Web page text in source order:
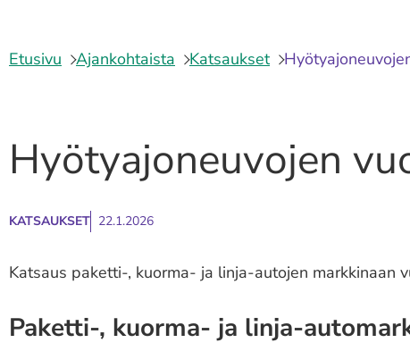
Etusivu Ajankohtaista Katsaukset
Hyötyajoneuvojen
KATSAUKSET 22.1.2026
Katsaus paketti-, kuorma- ja linja-autojen markkinaan
Paketti-, kuorma- ja linja-